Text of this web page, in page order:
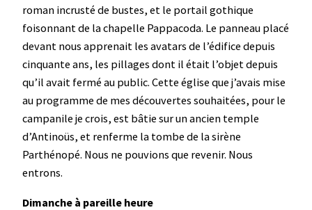
roman incrusté de bustes, et le portail gothique
foisonnant de la chapelle Pappacoda. Le panneau placé
devant nous apprenait les avatars de l’édifice depuis
cinquante ans, les pillages dont il était l’objet depuis
qu’il avait fermé au public. Cette église que j’avais mise
au programme de mes découvertes souhaitées, pour le
campanile je crois, est bâtie sur un ancien temple
d’Antinoüs, et renferme la tombe de la sirène
Parthénopé. Nous ne pouvions que revenir. Nous
entrons.
Dimanche à pareille heure